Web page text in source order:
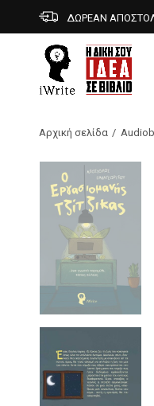
ΔΩΡΕΑΝ
Αρχική σελίδα